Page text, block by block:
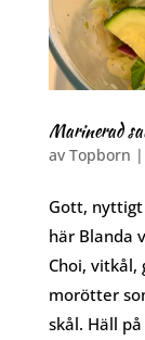
Marinerad
av Topborn |
Gott, nyttigt
här Blanda
Choi, vitkål,
morötter
skål. Häll